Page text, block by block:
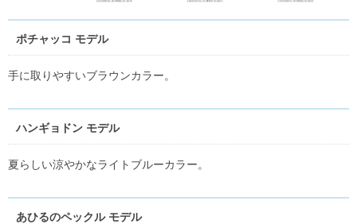
ポチャッコ モデル
手に取りやすいブラウンカラー。
ハンギョドン モデル
夏らしい涼やかなライトブルーカラー。
あひるのペックル モデル